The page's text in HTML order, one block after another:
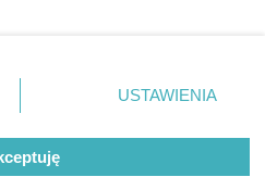
w lewym dolnym rogu strony
danych nie wymagają
prawo sprzeciwić się
będą miały
USTAWIENIA